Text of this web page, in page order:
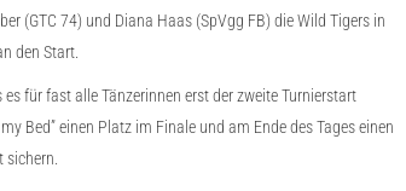
(GTC 74) und Diana Haas (SpVgg FB) die Wild Tigers in
den Start.
für fast alle Tänzerinnen erst der zweite Turnierstart
Bed” einen Platz im Finale und am Ende des Tages einen